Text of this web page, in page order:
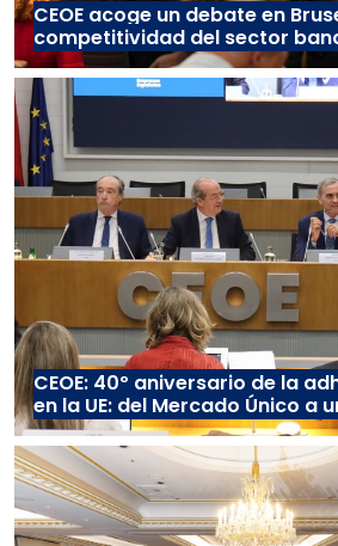
CEOE acoge un debate en
competitividad del sector
CEOE: 40º aniversario de la
en la UE: del Mercado Único a